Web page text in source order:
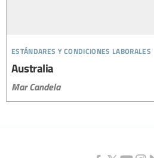
estándares y condiciones laborales
Australia
Mar Candela